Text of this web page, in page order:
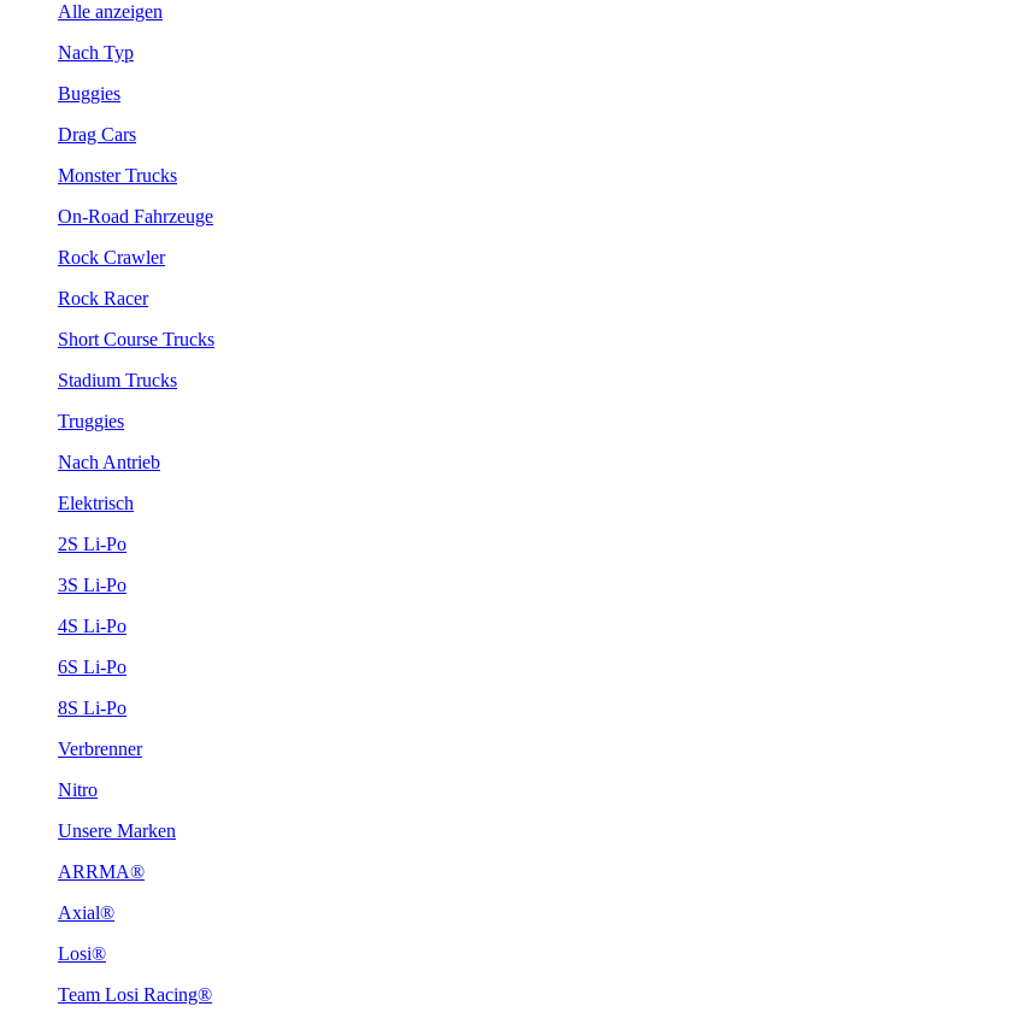
Alle anzeigen
Nach Typ
Buggies
Drag Cars
Monster Trucks
On-Road Fahrzeuge
Rock Crawler
Rock Racer
Short Course Trucks
Stadium Trucks
Truggies
Nach Antrieb
Elektrisch
2S Li-Po
3S Li-Po
4S Li-Po
6S Li-Po
8S Li-Po
Verbrenner
Nitro
Unsere Marken
ARRMA®
Axial®
Losi®
Team Losi Racing®